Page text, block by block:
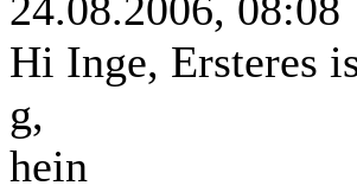
Hi Inge, Ersteres
g,
hein